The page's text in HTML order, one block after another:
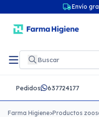
Envío
Pedidos 637724177
Farma Higiene>Productos